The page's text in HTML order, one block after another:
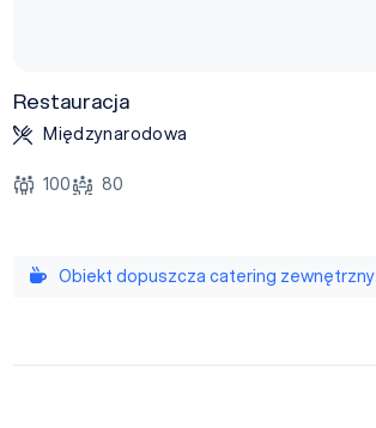
Restauracja
Międzynarodowa
100 80
Obiekt dopuszcza catering zewnętrzny